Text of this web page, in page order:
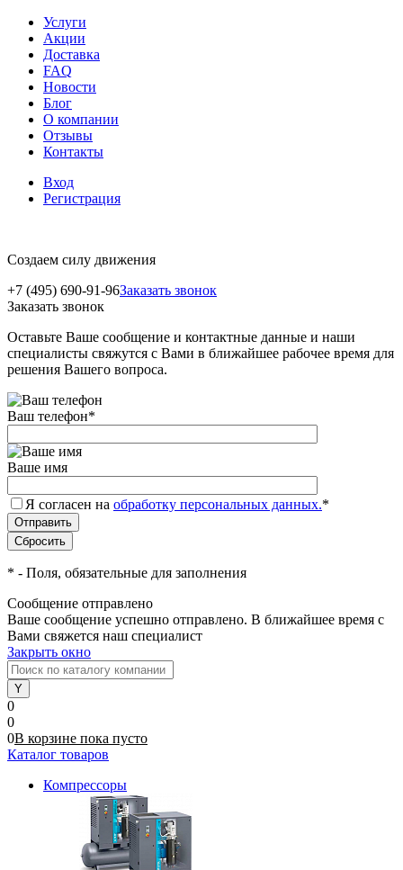
Услуги
Акции
Доставка
FAQ
Новости
Блог
О компании
Отзывы
Контакты
Вход
Регистрация
Создаем силу движения
+7 (495) 690-91-96Заказать звонок
Заказать звонок
Оставьте Ваше сообщение и контактные данные и наши
специалисты свяжутся с Вами в ближайшее рабочее время для
решения Вашего вопроса.
Ваш телефон*
Ваше имя
Я согласен на обработку персональных данных.*
* - Поля, обязательные для заполнения
Сообщение отправлено
Ваше сообщение успешно отправлено. В ближайшее время с
Вами свяжется наш специалист
Закрыть окно
0
0
0В корзине пока пусто
Каталог товаров
Компрессоры